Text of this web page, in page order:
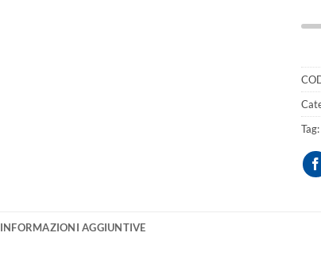
Tag:
INFORMAZIONI AGGIUNTIVE